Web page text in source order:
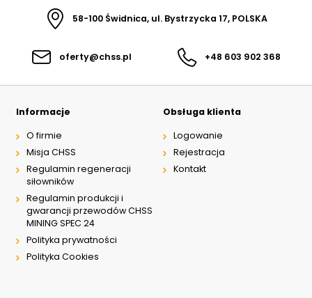
58-100 Świdnica, ul. Bystrzycka 17, POLSKA
oferty@chss.pl +48 603 902 368
Informacje
O firmie
Misja CHSS
Regulamin regeneracji
siłowników
Regulamin produkcji i
gwarancji przewodów CHSS
MINING SPEC 24
Polityka prywatności
Polityka Cookies
Obsługa klienta
Logowanie
Rejestracja
Kontakt